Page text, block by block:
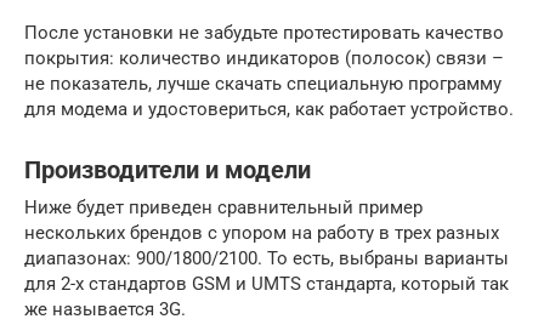
После установки не забудьте протестировать качество
покрытия: количество индикаторов (полосок) связи –
не показатель, лучше скачать специальную программу
для модема и удостовериться, как работает устройство.
Производители и модели
Ниже будет приведен сравнительный пример
нескольких брендов с упором на работу в трех разных
диапазонах: 900/1800/2100. То есть, выбраны варианты
для 2-х стандартов GSM и UMTS стандарта, который так
же называется 3G.